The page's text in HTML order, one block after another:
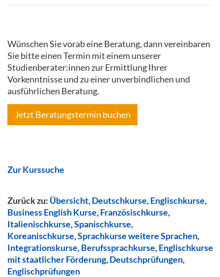
Wünschen Sie vorab eine Beratung, dann vereinbaren
Sie bitte einen Termin mit einem unserer
Studienberater:innen zur Ermittlung Ihrer
Vorkenntnisse und zu einer unverbindlichen und
ausführlichen Beratung.
Jetzt Beratungstermin buchen
Zur Kurssuche
Zurück zu: Übersicht,Deutschkurse,Englischkurse,
Business English Kurse,Französischkurse,
Italienischkurse,Spanischkurse,
Koreanischkurse,Sprachkurse weitere Sprachen,
Integrationskurse,Berufssprachkurse,Englischkurse
mit staatlicher Förderung,Deutschprüfungen,
Englischprüfungen